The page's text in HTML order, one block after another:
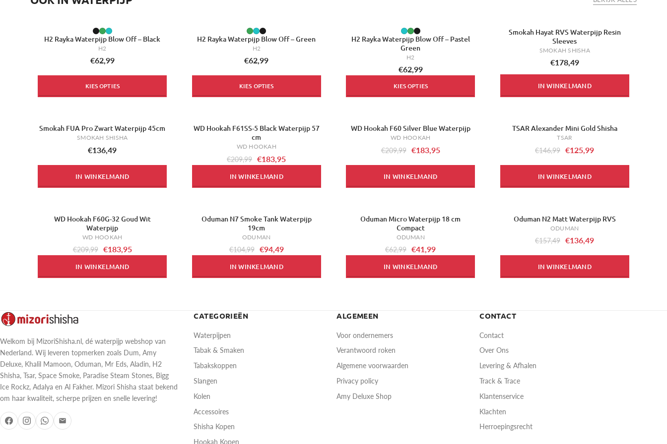
H2 Rayka Waterpijp Blow Off – Black
H2
€62,99
KIES OPTIES
H2 Rayka Waterpijp Blow Off – Green
H2
€62,99
KIES OPTIES
H2 Rayka Waterpijp Blow Off – Pastel
Green
H2
€62,99
KIES OPTIES
Smokah Hayat RVS Waterpijp Resin
Sleeves
SMOKAH SHISHA
€178,49
IN WINKELMAND
Smokah FUA Pro Zwart Waterpijp 45cm
SMOKAH SHISHA
€136,49
IN WINKELMAND
-12%
WD Hookah F61SS-5 Black Waterpijp 57
cm
WD HOOKAH
€209,99 €183,95
IN WINKELMAND
-12%
WD Hookah F60 Silver Blue Waterpijp
WD HOOKAH
€209,99 €183,95
IN WINKELMAND
-14%TSAR Alexander Mini Gold Shisha
TSAR
€146,99 €125,99
IN WINKELMAND
WD Hookah F60G-32 Goud Wit
Waterpijp
WD HOOKAH
€209,99 €183,95
IN WINKELMAND
-10%Oduman N7 Smoke Tank Waterpijp
19cm
ODUMAN
€104,99 €94,49
IN WINKELMAND
-33%Oduman Micro Waterpijp 18 cm
Compact
ODUMAN
€62,99 €41,99
IN WINKELMAND
-13%Oduman N2 Matt Waterpijp RVS
ODUMAN
€157,49 €136,49
IN WINKELMAND
CATEGORIEËN
Waterpijpen
Tabak & Smaken
Tabakskoppen
Slangen
Kolen
Accessoires
Shisha Kopen
Hookah Kopen
ALGEMEEN
Voor ondernemers
Verantwoord roken
Algemene voorwaarden
Privacy policy
Amy Deluxe Shop
CONTACT
Contact
Over Ons
Levering & Afhalen
Track & Trace
Klantenservice
Klachten
Herroepingsrecht
Welkom bij MizoriShisha.nl, dé waterpijp webshop van
Nederland. Wij leveren topmerken zoals Dum, Amy
Deluxe, Khalil Mamoon, Oduman, Mr Eds, Aladin, H2
Shisha, Tsar, Space Smoke, Paradise Steam Stones, Bigg
Ice Rockz, Adalya en Al Fakher. Mizori Shisha staat bekend
om haar kwaliteit, scherpe prijzen en snelle levering!